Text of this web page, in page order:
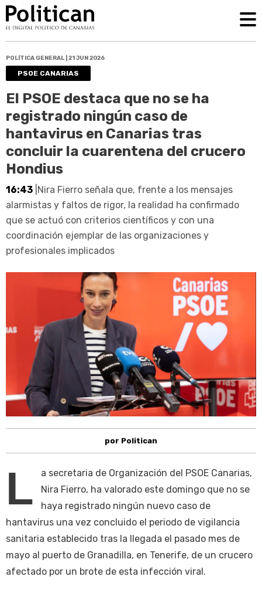
POLÍTICA GENERAL | 21 JUN 2026
PSOE CANARIAS
El PSOE destaca que no se ha
registrado ningún caso de
hantavirus en Canarias tras
concluir la cuarentena del crucero
Hondius
16:43 |Nira Fierro señala que, frente a los mensajes
alarmistas y faltos de rigor, la realidad ha confirmado
que se actuó con criterios científicos y con una
coordinación ejemplar de las organizaciones y
profesionales implicados
por Politican
L
a secretaria de Organización del PSOE Canarias,
Nira Fierro, ha valorado este domingo que no se
haya registrado ningún nuevo caso de
hantavirus una vez concluido el periodo de vigilancia
sanitaria establecido tras la llegada el pasado mes de
mayo al puerto de Granadilla, en Tenerife, de un crucero
afectado por un brote de esta infección viral.